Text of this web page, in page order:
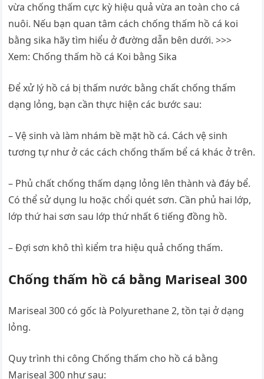
vừa chống thấm cực kỳ hiệu quả vừa an toàn cho cá
nuôi. Nếu bạn quan tâm cách chống thấm hồ cá koi
bằng sika hãy tìm hiểu ở đường dẫn bên dưới. >>>
Xem: Chống thấm hồ cá Koi bằng Sika
Để xử lý hồ cá bị thấm nước bằng chất chống thấm
dạng lỏng, bạn cần thực hiện các bước sau:
– Vệ sinh và làm nhám bề mặt hồ cá. Cách vệ sinh
tương tự như ở các cách chống thấm bể cá khác ở trên.
– Phủ chất chống thấm dạng lỏng lên thành và đáy bể.
Có thể sử dụng lu hoặc chổi quét sơn. Cần phủ hai lớp,
lớp thứ hai sơn sau lớp thứ nhất 6 tiếng đồng hồ.
– Đợi sơn khô thì kiểm tra hiệu quả chống thấm.
Chống thấm hồ cá bằng Mariseal 300
Mariseal 300 có gốc là Polyurethane 2, tồn tại ở dạng
lỏng.
Quy trình thi công Chống thấm cho hồ cá bằng
Mariseal 300 như sau: